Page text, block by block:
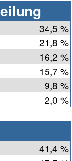
34,5 %
21,8 %
16,2 %
15,7 %
9,8 %
2,0 %
41,4 %